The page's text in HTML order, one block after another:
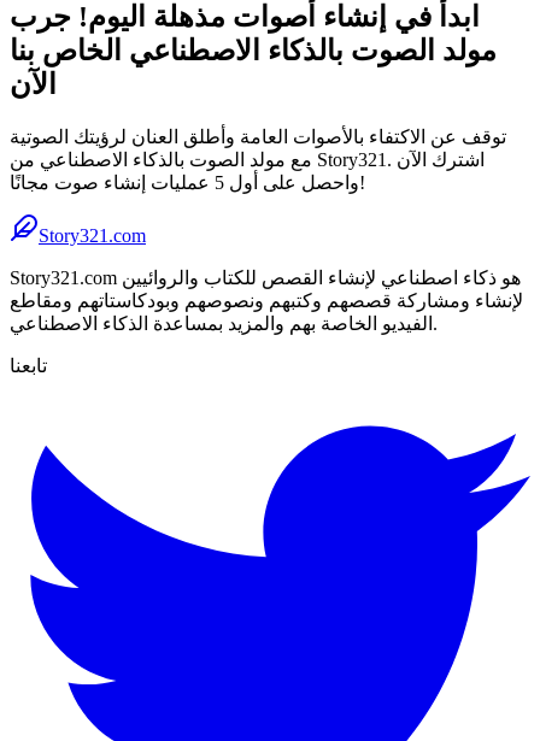
ابدأ في إنشاء أصوات مذهلة اليوم! جرب
مولد الصوت بالذكاء الاصطناعي الخاص بنا
الآن
توقف عن الاكتفاء بالأصوات العامة وأطلق العنان لرؤيتك الصوتية
مع مولد الصوت بالذكاء الاصطناعي من Story321. اشترك الآن
واحصل على أول 5 عمليات إنشاء صوت مجانًا!
Story321.com
Story321.com هو ذكاء اصطناعي لإنشاء القصص للكتاب والروائيين
لإنشاء ومشاركة قصصهم وكتبهم ونصوصهم وبودكاستاتهم ومقاطع
الفيديو الخاصة بهم والمزيد بمساعدة الذكاء الاصطناعي.
تابعنا